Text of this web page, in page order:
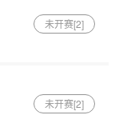
未开赛[2]
未开赛[2]